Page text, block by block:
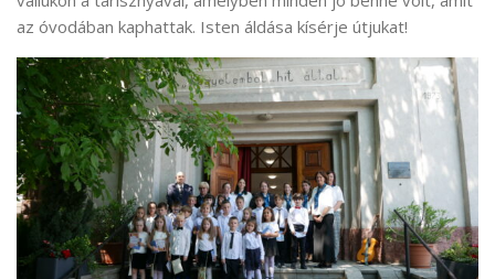
az óvodában kaphattak. Isten áldása kísérje útjukat!